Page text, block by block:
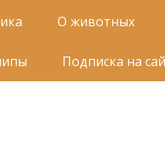
О животных
Подписка на